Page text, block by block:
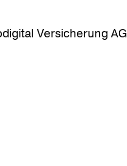
Versicherung AG